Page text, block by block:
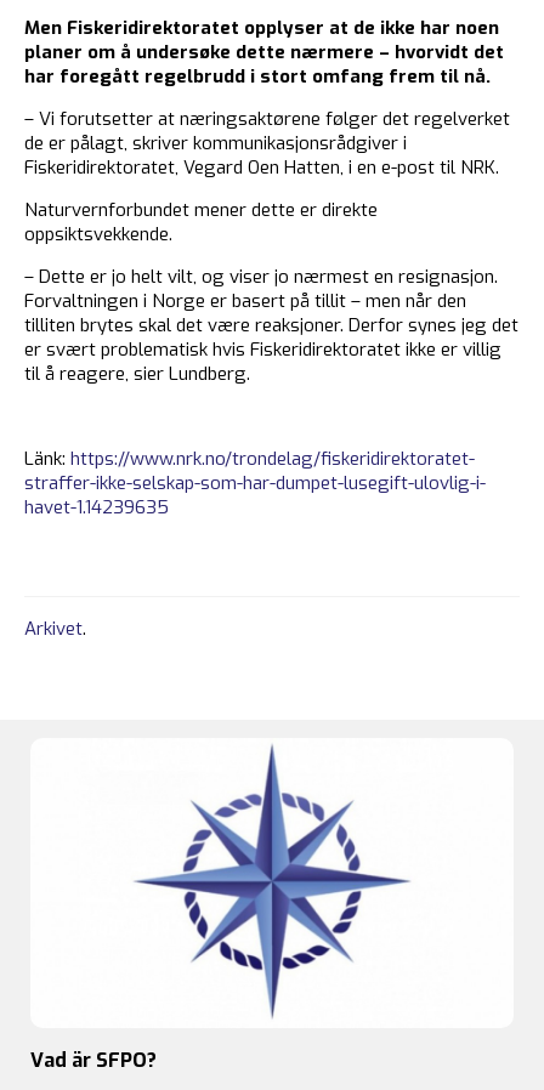
Men Fiskeridirektoratet opplyser at de ikke har noen
planer om å undersøke dette nærmere – hvorvidt det
har foregått regelbrudd i stort omfang frem til nå.
– Vi forutsetter at næringsaktørene følger det regelverket
de er pålagt, skriver kommunikasjonsrådgiver i
Fiskeridirektoratet, Vegard Oen Hatten, i en e-post til NRK.
Naturvernforbundet mener dette er direkte
oppsiktsvekkende.
– Dette er jo helt vilt, og viser jo nærmest en resignasjon.
Forvaltningen i Norge er basert på tillit – men når den
tilliten brytes skal det være reaksjoner. Derfor synes jeg det
er svært problematisk hvis Fiskeridirektoratet ikke er villig
til å reagere, sier Lundberg.
Länk: https://www.nrk.no/trondelag/fiskeridirektoratet-
straffer-ikke-selskap-som-har-dumpet-lusegift-ulovlig-i-
havet-1.14239635
Arkivet.
Vad är SFPO?